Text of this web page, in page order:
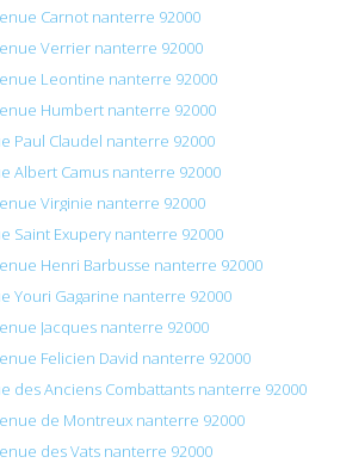
Carnot nanterre 92000
Verrier nanterre 92000
Leontine nanterre 92000
Humbert nanterre 92000
Paul Claudel nanterre 92000
Albert Camus nanterre 92000
Virginie nanterre 92000
Saint Exupery nanterre 92000
Henri Barbusse nanterre 92000
Youri Gagarine nanterre 92000
Jacques nanterre 92000
Felicien David nanterre 92000
des Anciens Combattants nanterre 92000
de Montreux nanterre 92000
des Vats nanterre 92000